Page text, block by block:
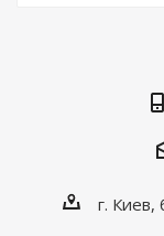
г. Киев,